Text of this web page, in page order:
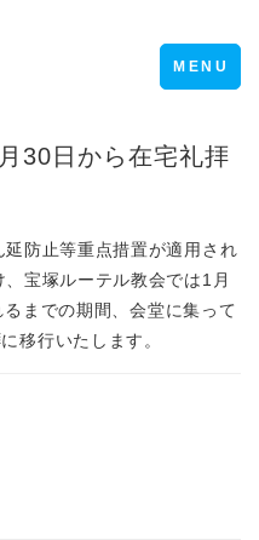
Toggle
navigation
MENU
30日から在宅礼拝
延防止等重点措置が適用され
、宝塚ルーテル教会では1月
までの期間、会堂に集って
移行いたします。